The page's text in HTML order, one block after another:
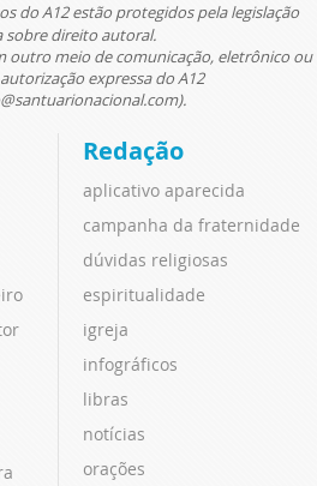
do A12 estão protegidos pela legislação
sobre direito autoral.
outro meio de comunicação, eletrônico ou
expressa do A12
Redação
aplicativo aparecida
campanha da fraternidade
dúvidas religiosas
espiritualidade
igreja
infográficos
libras
notícias
orações